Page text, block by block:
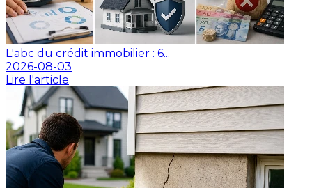
L'abc du crédit immobilier : 6...
2026-08-03
Lire l'article